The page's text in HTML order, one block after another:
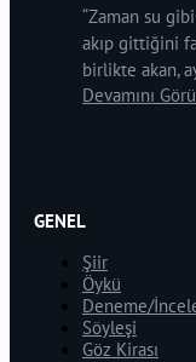
“Zaman su
akıp gittiğini
birlikte akan,
Devamını
GENEL
Şiir
Öykü
Deneme/
Söyleşi
Göz Kirası